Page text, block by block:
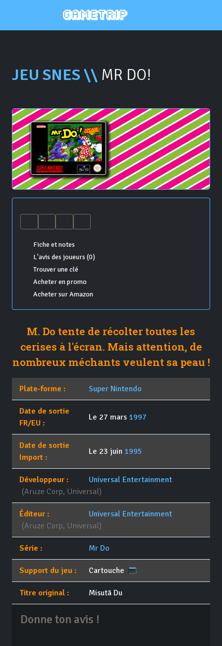
JEU SNES \\ MR DO!
Fiche et notes
L'avis des joueurs (0)
Trouver une clé
Acheter en promo
Acheter sur Amazon
M. Do tente de récolter toutes les
cerises à l'écran. Mais attention, de
nombreux méchants veulent sa peau !
Plate-forme : Super Nintendo
Date de sortie
FR/EU :
Le 27 mars 1997
Date de sortie
Import :
Le 23 juin 1995
Développeur :
Universal Entertainment
(Aruze Corp, Universal)
Éditeur :
Universal Entertainment
(Aruze Corp, Universal)
Série : Mr Do
Support du jeu : Cartouche
Titre original : Misutā Du
Donne ton avis !